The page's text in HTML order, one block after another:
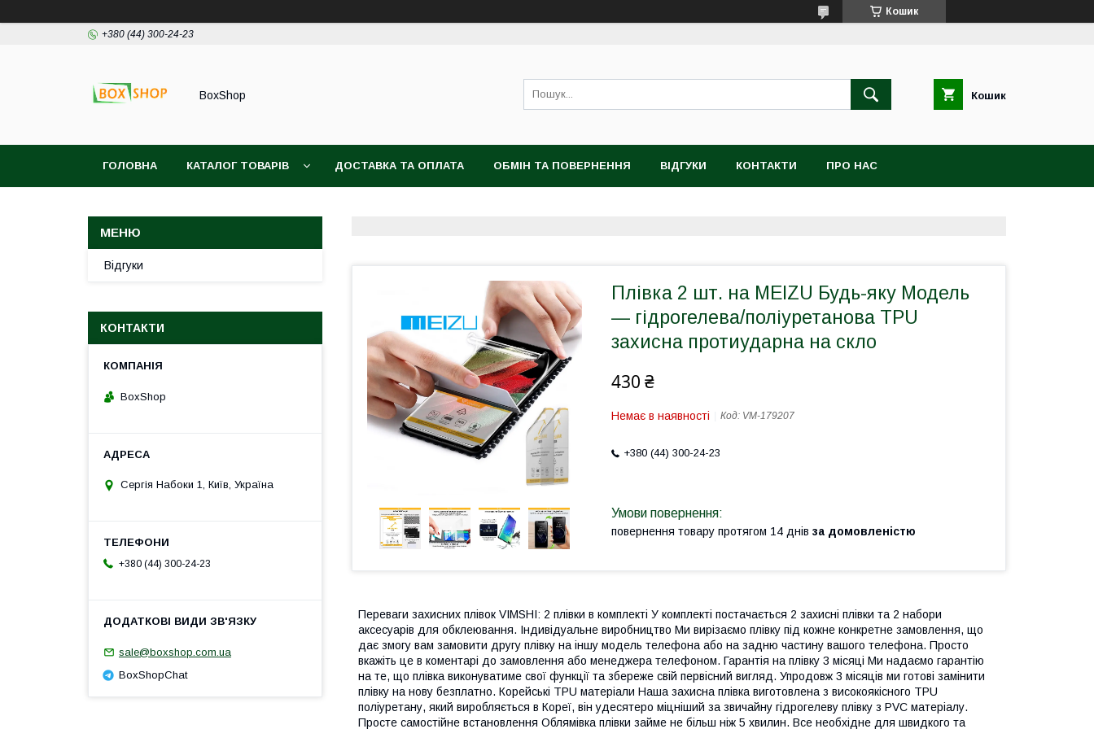
Кошик
+380 (44) 300-24-23
BoxShop Кошик
ГОЛОВНА КАТАЛОГ ТОВАРІВ ДОСТАВКА ТА ОПЛАТА ОБМІН ТА ПОВЕРНЕННЯ ВІДГУКИ КОНТАКТИ ПРО НАС
Плівка 2 шт. на MEIZU Будь-яку Модель
— гідрогелева/поліуретанова TPU
захисна протиударна на скло
430 ₴
Немає в наявності Код: VM-179207
+380 (44) 300-24-23
повернення товару протягом 14 днів за домовленістю
Переваги захисних плівок VIMSHI: 2 плівки в комплекті У комплекті постачається 2 захисні плівки та 2 набори
аксесуарів для обклеювання. Індивідуальне виробництво Ми вирізаємо плівку під кожне конкретне замовлення, що
дає змогу вам замовити другу плівку на іншу модель телефона або на задню частину вашого телефона. Просто
вкажіть це в коментарі до замовлення або менеджера телефоном. Гарантія на плівку 3 місяці Ми надаємо гарантію
на те, що плівка виконуватиме свої функції та збереже свій первісний вигляд. Упродовж 3 місяців ми готові замінити
плівку на нову безплатно. Корейські TPU матеріали Наша захисна плівка виготовлена з високоякісного TPU
поліуретану, який виробляється в Кореї, він удесятеро міцніший за звичайну гідрогелеву плівку з PVC матеріалу.
Просте самостійне встановлення Облямівка плівки займе не більш ніж 5 хвилин. Все необхідне для швидкого та
Відгуки
КОНТАКТИ
BoxShop
Сергія Набоки 1, Київ, Україна
+380 (44) 300-24-23
sale@boxshop.com.ua
BoxShopChat